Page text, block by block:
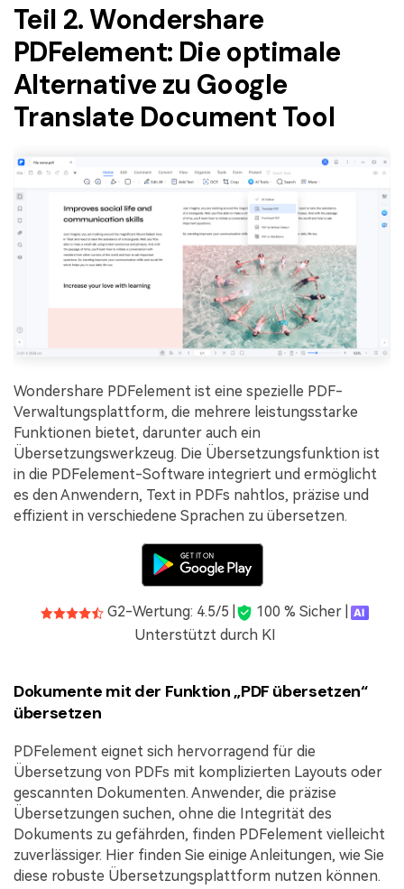
Teil 2. Wondershare
PDFelement: Die optimale
Alternative zu Google
Translate Document Tool
Wondershare PDFelement ist eine spezielle PDF-
Verwaltungsplattform, die mehrere leistungsstarke
Funktionen bietet, darunter auch ein
Übersetzungswerkzeug. Die Übersetzungsfunktion ist
in die PDFelement-Software integriert und ermöglicht
es den Anwendern, Text in PDFs nahtlos, präzise und
effizient in verschiedene Sprachen zu übersetzen.
G2-Wertung: 4.5/5 |
100 % Sicher |
Unterstützt durch KI
Dokumente mit der Funktion „PDF übersetzen“
übersetzen
PDFelement eignet sich hervorragend für die
Übersetzung von PDFs mit komplizierten Layouts oder
gescannten Dokumenten. Anwender, die präzise
Übersetzungen suchen, ohne die Integrität des
Dokuments zu gefährden, finden PDFelement vielleicht
zuverlässiger. Hier finden Sie einige Anleitungen, wie Sie
diese robuste Übersetzungsplattform nutzen können.